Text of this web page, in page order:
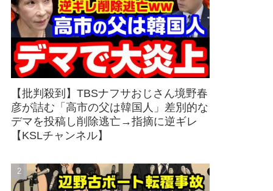
【批判殺到】TBSナフサおじさん境野春
彦が詰む「高市の父は韓国人」差別的な
デマを投稿し削除逃亡→指摘に逆ギレ
【KSLチャンネル】